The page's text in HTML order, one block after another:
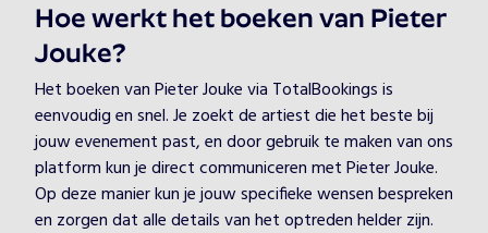
Hoe werkt het boeken van Pieter
Jouke?
Het boeken van Pieter Jouke via TotalBookings is
eenvoudig en snel. Je zoekt de artiest die het beste bij
jouw evenement past, en door gebruik te maken van ons
platform kun je direct communiceren met Pieter Jouke.
Op deze manier kun je jouw specifieke wensen bespreken
en zorgen dat alle details van het optreden helder zijn.